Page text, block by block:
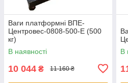
Ваги платформні ВПЕ-
Центровес-0808-500-Е (500
кг)
В наявності
10 044 ₴ 11 160 ₴
В